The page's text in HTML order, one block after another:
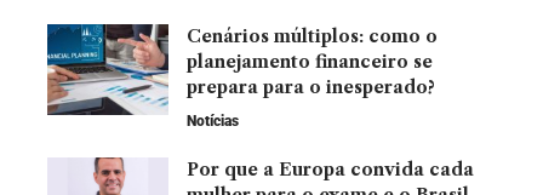
Cenários múltiplos: como o
planejamento financeiro se
prepara para o inesperado?
Notícias
Por que a Europa convida cada